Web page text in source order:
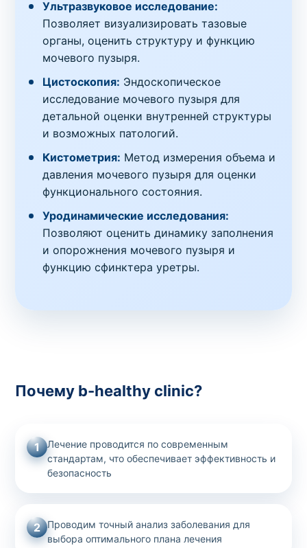
Ультразвуковое исследование:
Позволяет визуализировать тазовые
органы, оценить структуру и функцию
мочевого пузыря.
Цистоскопия: Эндоскопическое
исследование мочевого пузыря для
детальной оценки внутренней структуры
и возможных патологий.
Кистометрия: Метод измерения объема и
давления мочевого пузыря для оценки
функционального состояния.
Уродинамические исследования:
Позволяют оценить динамику заполнения
и опорожнения мочевого пузыря и
функцию сфинктера уретры.
Почему b-healthy clinic?
1
Лечение проводится по современным
стандартам, что обеспечивает эффективность и
безопасность
2
Проводим точный анализ заболевания для
выбора оптимального плана лечения